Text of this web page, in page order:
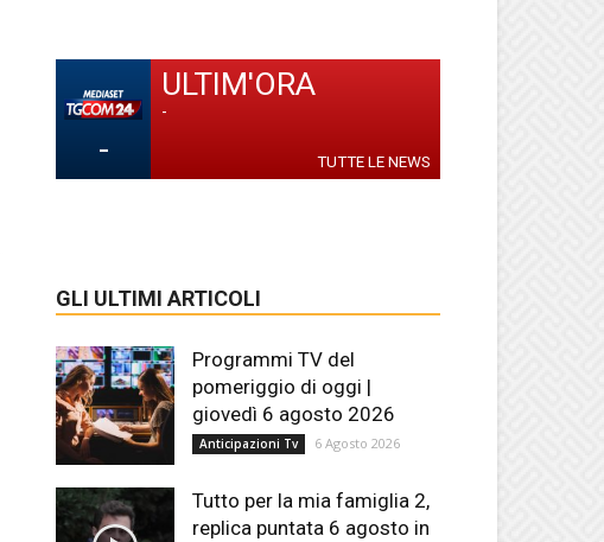
-
ULTIM'ORA
-
TUTTE LE NEWS
GLI ULTIMI ARTICOLI
Programmi TV del
pomeriggio di oggi |
giovedì 6 agosto 2026
Anticipazioni Tv 6 Agosto 2026
Tutto per la mia famiglia 2,
replica puntata 6 agosto in